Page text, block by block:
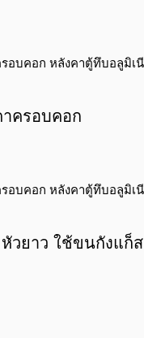
ครอบคอก
วยาว ใช้ขนกังแก็ส